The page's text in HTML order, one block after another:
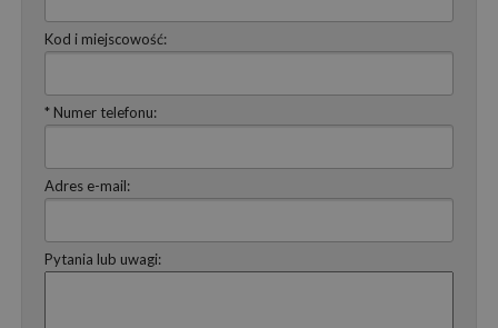
Kod i miejscowość:
* Numer telefonu:
Adres e-mail:
Pytania lub uwagi: